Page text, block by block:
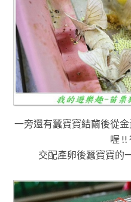
一旁還有蠶寶寶結繭後從
喔 !!
交配產卵後蠶寶寶的